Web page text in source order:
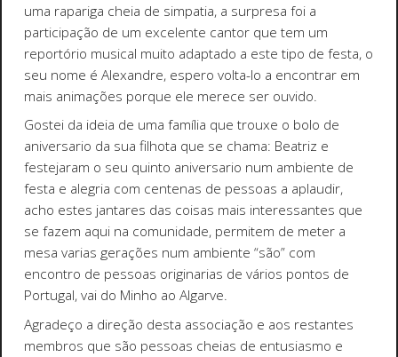
uma rapariga cheia de simpatia, a surpresa foi a
participação de um excelente cantor que tem um
reportório musical muito adaptado a este tipo de festa, o
seu nome é Alexandre, espero volta-lo a encontrar em
mais animações porque ele merece ser ouvido.
Gostei da ideia de uma família que trouxe o bolo de
aniversario da sua filhota que se chama: Beatriz e
festejaram o seu quinto aniversario num ambiente de
festa e alegria com centenas de pessoas a aplaudir,
acho estes jantares das coisas mais interessantes que
se fazem aqui na comunidade, permitem de meter a
mesa varias gerações num ambiente “são” com
encontro de pessoas originarias de vários pontos de
Portugal, vai do Minho ao Algarve.
Agradeço a direção desta associação e aos restantes
membros que são pessoas cheias de entusiasmo e